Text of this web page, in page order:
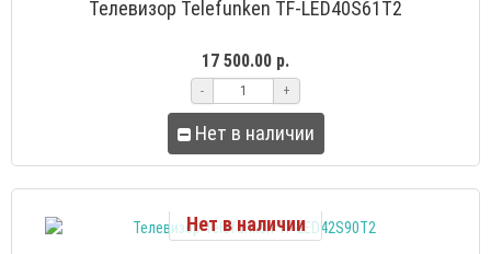
Телевизор Telefunken TF-LED40S61T2
17 500.00 р.
- +
Нет в наличии
Нет в наличии